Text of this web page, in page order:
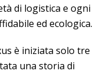
di logistica e ogni
ed ecologica.
è iniziata solo tre
una storia di